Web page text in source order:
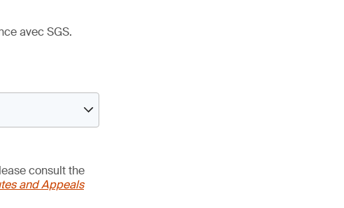
avec SGS.
consult the
and Appeals